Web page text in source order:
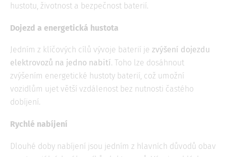
hustotu, životnost a bezpečnost baterií.
Dojezd a energetická hustota
Jedním z klíčových cílů vývoje baterií je zvýšení dojezdu
elektrovozů na jedno nabití. Toho lze dosáhnout
zvýšením energetické hustoty baterií, což umožní
vozidlům ujet větší vzdálenost bez nutnosti častého
dobíjení.
Rychlé nabíjení
Dlouhé doby nabíjení jsou jedním z hlavních důvodů obav